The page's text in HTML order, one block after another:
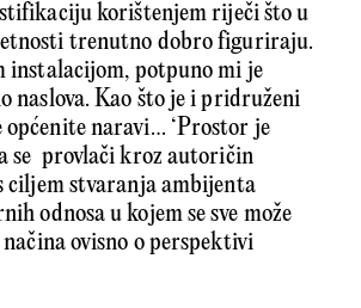
korištenjem riječi što u
trenutno dobro figuriraju.
instalacijom, potpuno mi je
naslova. Kao što je i pridruženi
općenite naravi… ‘Prostor je
se provlači kroz autoričin
stvaranja ambijenta
odnosa u kojem se sve može
ovisno o perspektivi